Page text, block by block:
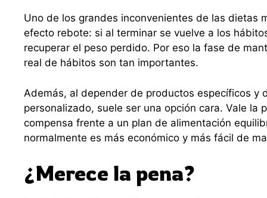
Uno de los grandes inconvenientes de las dietas
efecto rebote: si al terminar se vuelve a los
recuperar el peso perdido. Por eso la fase de
real de hábitos son tan importantes.
Además, al depender de productos específicos y
personalizado, suele ser una opción cara. Vale la
compensa frente a un plan de alimentación
normalmente es más económico y más fácil de
¿Merece la pena?